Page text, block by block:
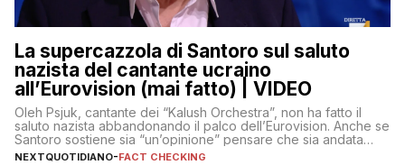
La supercazzola di Santoro sul saluto
nazista del cantante ucraino
all’Eurovision (mai fatto) | VIDEO
Oleh Psjuk, cantante dei “Kalush Orchestra”, non ha fatto il
saluto nazista abbandonando il palco dell’Eurovision. Anche se
Santoro sostiene sia “un’opinione” pensare che sia andata
così
NEXTQUOTIDIANO-FACT CHECKING